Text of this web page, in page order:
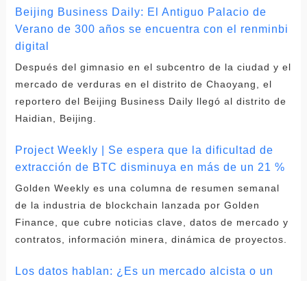
Beijing Business Daily: El Antiguo Palacio de
Verano de 300 años se encuentra con el renminbi
digital
Después del gimnasio en el subcentro de la ciudad y el
mercado de verduras en el distrito de Chaoyang, el
reportero del Beijing Business Daily llegó al distrito de
Haidian, Beijing.
Project Weekly | Se espera que la dificultad de
extracción de BTC disminuya en más de un 21 %
Golden Weekly es una columna de resumen semanal
de la industria de blockchain lanzada por Golden
Finance, que cubre noticias clave, datos de mercado y
contratos, información minera, dinámica de proyectos.
Los datos hablan: ¿Es un mercado alcista o un